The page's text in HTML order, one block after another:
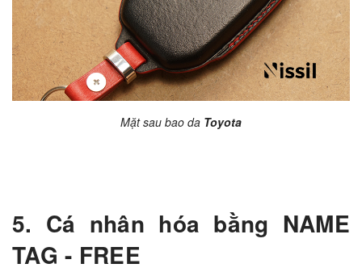
Mặt sau bao da Toyota
5. Cá nhân hóa bằng NAME
TAG - FREE